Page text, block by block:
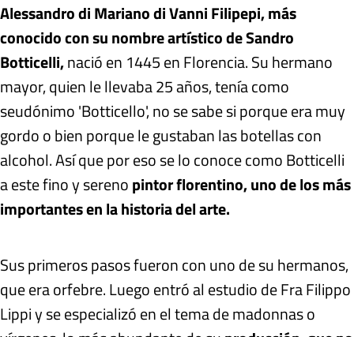
Alessandro di Mariano di Vanni Filipepi, más
conocido con su nombre artístico de Sandro
Botticelli,nació en 1445 en Florencia. Su hermano
mayor, quien le llevaba 25 años, tenía como
seudónimo 'Botticello', no se sabe si porque era muy
gordo o bien porque le gustaban las botellas con
alcohol. Así que por eso se lo conoce como Botticelli
a este fino y serenopintor florentino, uno de los más
importantes en la historia del arte.
Sus primeros pasos fueron con uno de su hermanos,
que era orfebre. Luego entró al estudio de Fra Filippo
Lippi y se especializó en el tema de madonnas o